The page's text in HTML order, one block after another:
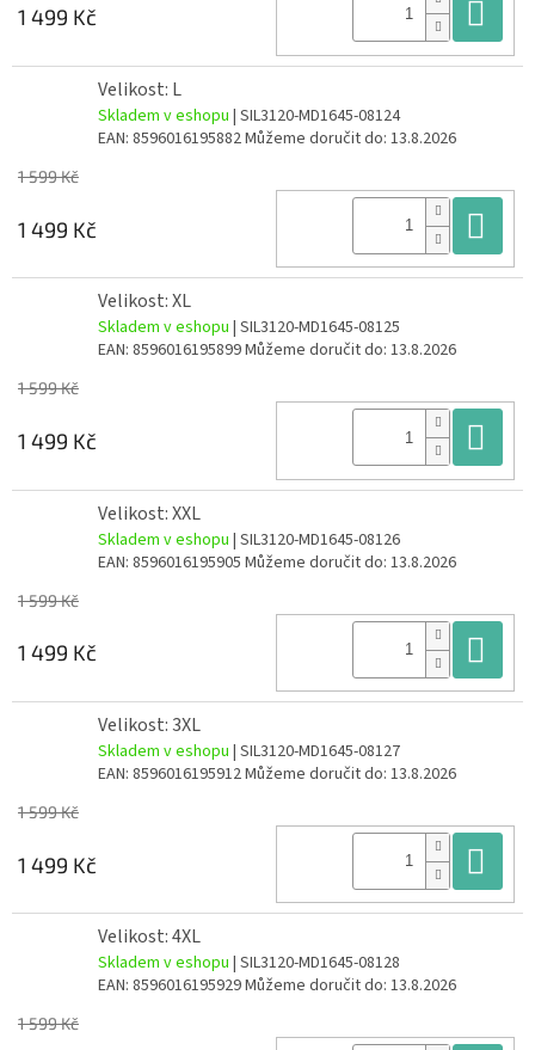
1 499 Kč
Velikost: L
Skladem v eshopu | SIL3120-MD1645-08124
EAN: 8596016195882Můžeme doručit do: 13.8.2026
1 599 Kč
1 499 Kč
Velikost: XL
Skladem v eshopu | SIL3120-MD1645-08125
EAN: 8596016195899Můžeme doručit do: 13.8.2026
1 599 Kč
1 499 Kč
Velikost: XXL
Skladem v eshopu | SIL3120-MD1645-08126
EAN: 8596016195905 Můžeme doručit do: 13.8.2026
1 599 Kč
1 499 Kč
Velikost: 3XL
Skladem v eshopu | SIL3120-MD1645-08127
EAN: 8596016195912Můžeme doručit do: 13.8.2026
1 599 Kč
1 499 Kč
Velikost: 4XL
Skladem v eshopu | SIL3120-MD1645-08128
EAN: 8596016195929Můžeme doručit do: 13.8.2026
1 599 Kč